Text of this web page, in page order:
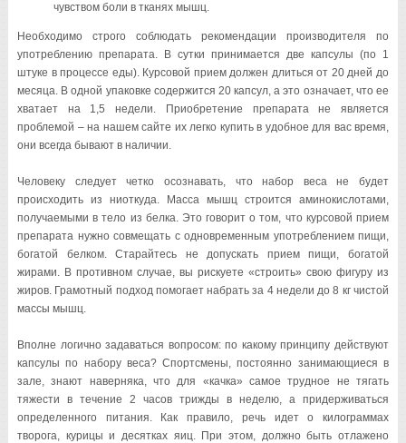
чувством боли в тканях мышц.
Необходимо строго соблюдать рекомендации производителя по
употреблению препарата. В сутки принимается две капсулы (по 1
штуке в процессе еды). Курсовой прием должен длиться от 20 дней до
месяца. В одной упаковке содержится 20 капсул, а это означает, что ее
хватает на 1,5 недели. Приобретение препарата не является
проблемой – на нашем сайте их легко купить в удобное для вас время,
они всегда бывают в наличии.
Человеку следует четко осознавать, что набор веса не будет
происходить из ниоткуда. Масса мышц строится аминокислотами,
получаемыми в тело из белка. Это говорит о том, что курсовой прием
препарата нужно совмещать с одновременным употреблением пищи,
богатой белком. Старайтесь не допускать прием пищи, богатой
жирами. В противном случае, вы рискуете «строить» свою фигуру из
жиров. Грамотный подход помогает набрать за 4 недели до 8 кг чистой
массы мышц.
Вполне логично задаваться вопросом: по какому принципу действуют
капсулы по набору веса? Спортсмены, постоянно занимающиеся в
зале, знают наверняка, что для «качка» самое трудное не тягать
тяжести в течение 2 часов трижды в неделю, а придерживаться
определенного питания. Как правило, речь идет о килограммах
творога, курицы и десятках яиц. При этом, должно быть отлажено